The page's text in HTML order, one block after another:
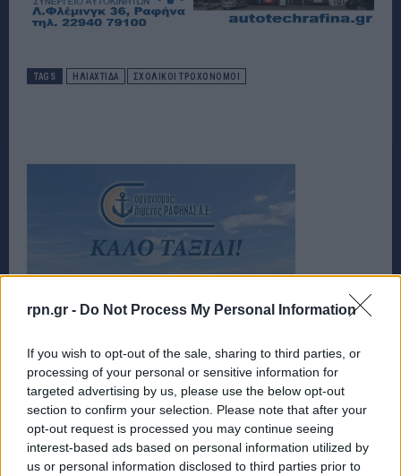
rpn.gr - Do Not Process My Personal Information
If you wish to opt-out of the sale, sharing to third parties, or
processing of your personal or sensitive information for
targeted advertising by us, please use the below opt-out
section to confirm your selection. Please note that after your
opt-out request is processed you may continue seeing
interest-based ads based on personal information utilized by
us or personal information disclosed to third parties prior to
TAGS ΗΛΙΑΧΤΙΔΑ ΣΧΟΛΙΚΟΙ ΤΡΟΧΟΝΟΜΟΙ